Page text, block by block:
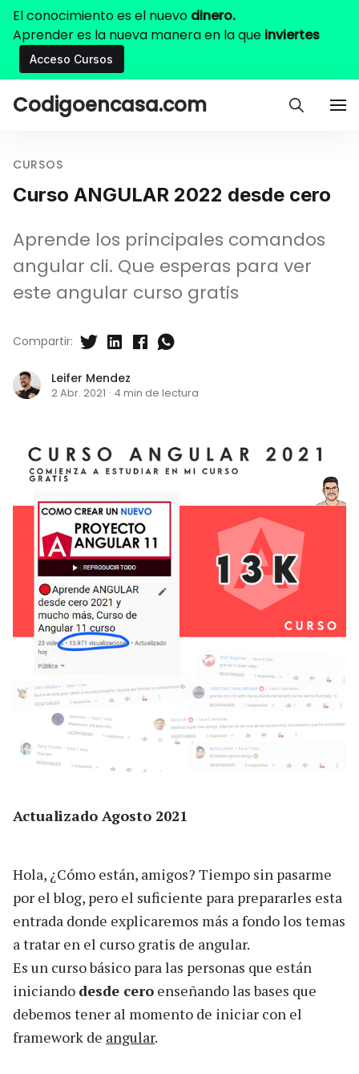
El conocimiento es el nuevo dinero.
Aprender es la nueva manera en la que inviertes
Acceso Cursos
Codigoencasa.com
CURSOS
Curso ANGULAR 2022 desde cero
Aprende los principales comandos
angular cli. Que esperas para ver
este angular curso gratis
Leifer Mendez
2 Abr. 2021 · 4 min de lectura
Compartir:
Actualizado Agosto 2021
Hola, ¿Cómo están, amigos? Tiempo sin pasarme
por el blog, pero el suficiente para prepararles esta
entrada donde explicaremos más a fondo los temas
a tratar en el curso gratis de angular.
Es un curso básico para las personas que están
iniciando desde cero enseñando las bases que
debemos tener al momento de iniciar con el
framework de angular.